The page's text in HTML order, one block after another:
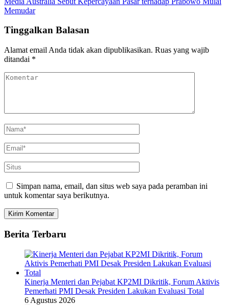
Memudar
Tinggalkan Balasan
Alamat email Anda tidak akan dipublikasikan. Ruas yang wajib
ditandai *
Simpan nama, email, dan situs web saya pada peramban ini
untuk komentar saya berikutnya.
Berita Terbaru
Kinerja Menteri dan Pejabat KP2MI Dikritik, Forum Aktivis
Pemerhati PMI Desak Presiden Lakukan Evaluasi Total
6 Agustus 2026